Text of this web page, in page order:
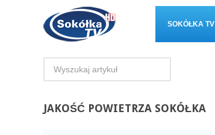
SOKÓŁKA TV
JAKOŚĆ POWIETRZA SOKÓŁKA